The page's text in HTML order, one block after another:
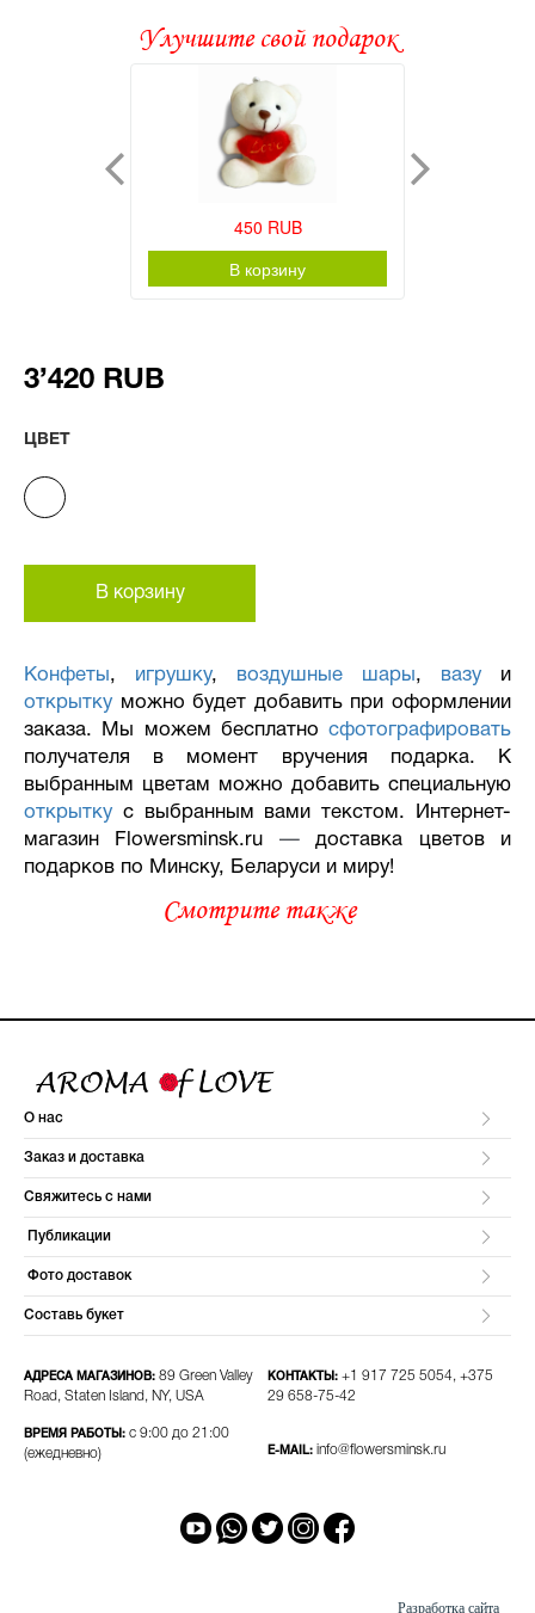
Улучшите свой подарок
450 RUB
В корзину
3’420 RUB
ЦВЕТ
В корзину
Конфеты, игрушку, воздушные шары, вазу и
открытку можно будет добавить при оформлении
заказа. Мы можем бесплатно сфотографировать
получателя в момент вручения подарка. К
выбранным цветам можно добавить специальную
открытку с выбранным вами текстом. Интернет-
магазин Flowersminsk.ru —доставка цветов и
подарков по Минску, Беларуси и миру!
Смотрите также
О нас
Заказ и доставка
Свяжитесь с нами
Публикации
Фото доставок
Составь букет
АДРЕСА МАГАЗИНОВ: 89 Green Valley
Road, Staten Island, NY, USA
ВРЕМЯ РАБОТЫ: с 9:00 до 21:00
(ежедневно)
КОНТАКТЫ: +1 917 725 5054, +375
29 658-75-42​
E-MAIL: info@flowersminsk.ru
Разработка сайта